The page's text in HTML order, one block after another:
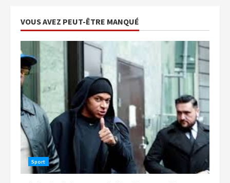
VOUS AVEZ PEUT-ÊTRE MANQUÉ
Sport